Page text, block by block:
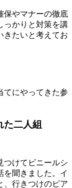
保やマナーの徹底
っかりと対策を講
きたいと考えてお
てにやってきた参
二人組
つけてビニールシ
を聞きました。イ
、行きつけのビア